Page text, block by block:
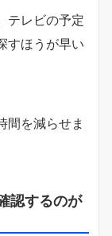
テレビの予定
すほうが早い
間を減らせま
認するのが